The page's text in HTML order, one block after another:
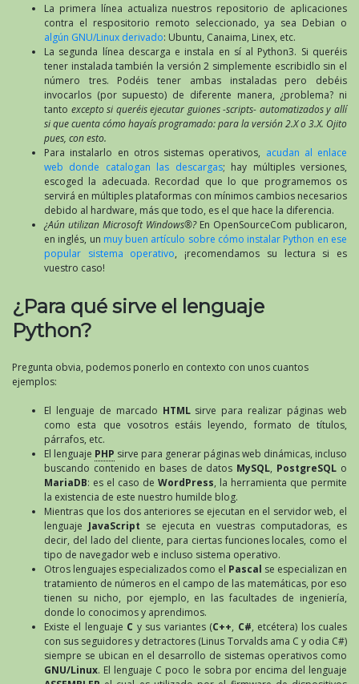
La primera línea actualiza nuestros repositorio de aplicaciones
contra el respositorio remoto seleccionado, ya sea Debian o
algún GNU/Linux derivado: Ubuntu, Canaima, Linex, etc.
La segunda línea descarga e instala en sí al Python3. Si queréis
tener instalada también la versión 2 simplemente escribidlo sin el
número tres. Podéis tener ambas instaladas pero debéis
invocarlos (por supuesto) de diferente manera, ¿problema? ni
tanto excepto si queréis ejecutar guiones -scripts- automatizados y allí
si que cuenta cómo hayaís programado: para la versión 2.X o 3.X. Ojito
pues, con esto.
Para instalarlo en otros sistemas operativos, acudan al enlace
web donde catalogan las descargas; hay múltiples versiones,
escoged la adecuada. Recordad que lo que programemos os
servirá en múltiples plataformas con mínimos cambios necesarios
debido al hardware, más que todo, es el que hace la diferencia.
¿Aún utilizan Microsoft Windows®?En OpenSourceCom publicaron,
en inglés, un muy buen artículo sobre cómo instalar Python en ese
popular sistema operativo, ¡recomendamos su lectura si es
vuestro caso!
¿Para qué sirve el lenguaje
Python?
Pregunta obvia, podemos ponerlo en contexto con unos cuantos
ejemplos:
El lenguaje de marcado HTMLsirve para realizar páginas web
como esta que vosotros estáis leyendo, formato de títulos,
párrafos, etc.
El lenguaje PHP sirve para generar páginas web dinámicas, incluso
buscando contenido en bases de datos MySQL, PostgreSQL o
MariaDB: es el caso de WordPress, la herramienta que permite
la existencia de este nuestro humilde blog.
Mientras que los dos anteriores se ejecutan en el servidor web, el
lenguaje JavaScript se ejecuta en vuestras computadoras, es
decir, del lado del cliente, para ciertas funciones locales, como el
tipo de navegador web e incluso sistema operativo.
Otros lenguajes especializados como el Pascal se especializan en
tratamiento de números en el campo de las matemáticas, por eso
tienen su nicho, por ejemplo, en las facultades de ingeniería,
donde lo conocimos y aprendimos.
Existe el lenguaje C y sus variantes (C++, C#, etcétera) los cuales
con sus seguidores y detractores (Linus Torvalds ama C y odia C#)
siempre se ubican en el desarrollo de sistemas operativos como
GNU/Linux. El lenguaje C poco le sobra por encima del lenguaje